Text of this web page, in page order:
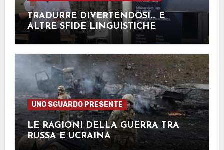
TRADURRE DIVERTENDOSI… E
ALTRE SFIDE LINGUISTICHE
UNO SGUARDO PRESENTE
LE RAGIONI DELLA GUERRA TRA
RUSSA E UCRAINA